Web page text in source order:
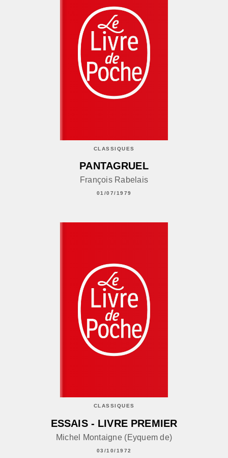
CLASSIQUES
PANTAGRUEL
François Rabelais
01/07/1979
CLASSIQUES
ESSAIS - LIVRE PREMIER
Michel Montaigne (Eyquem de)
03/10/1972